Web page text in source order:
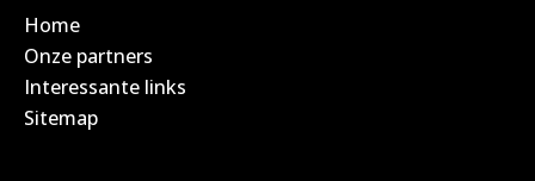
Home
Onze partners
Interessante links
Sitemap